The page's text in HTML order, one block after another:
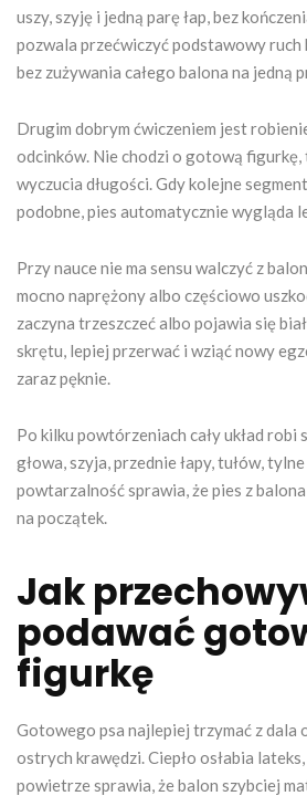
uszy, szyję i jedną parę łap, bez
pozwala przećwiczyć podstawowy
bez zużywania całego balona na jedną
Drugim dobrym ćwiczeniem jest
odcinków. Nie chodzi o gotową
wyczucia długości. Gdy kolejne
podobne, pies automatycznie wygląda
Przy nauce nie ma sensu walczyć z
mocno naprężony albo częściowo
zaczyna trzeszczeć albo pojawia się
skrętu, lepiej przerwać i wziąć nowy
zaraz pęknie.
Po kilku powtórzeniach cały układ robi
głowa, szyja, przednie łapy, tułów,
powtarzalność sprawia, że pies z
na początek.
Jak
podawać
figurkę
Gotowego psa najlepiej trzymać z dala
ostrych krawędzi. Ciepło osłabia
powietrze sprawia, że balon szybciej